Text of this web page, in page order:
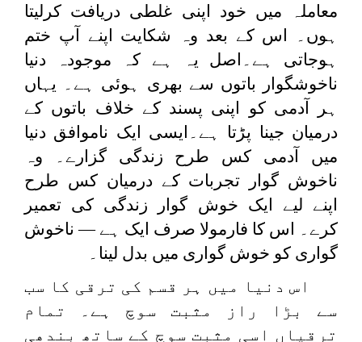
معاملہ میں خود اپنی غلطی دریافت کرلیتا
ہوں۔ اس کے بعد وہ شکایت اپنے آپ ختم
ہوجاتی ہے۔اصل یہ ہے کہ موجودہ دنیا
ناخوشگوار باتوں سے بھری ہوئی ہے۔ یہاں
ہر آدمی کو اپنی پسند کے خلاف باتوں کے
درمیان جینا پڑتا ہے۔ایسی ایک ناموافق دنیا
میں آدمی کس طرح زندگی گزارے۔ وہ
ناخوش گوار تجربات کے درمیان کس طرح
اپنے لیے ایک خوش گوار زندگی کی تعمیر
کرے۔ اس کا فارمولا صرف ایک ہے — ناخوش
گواری کو خوش گواری میں بدل لینا۔
اس دنیا میں ہر قسم کی ترقی کا سب
سے بڑا راز مثبت سوچ ہے۔ تمام
ترقیاں اسی مثبت سوچ کے ساتھ بندھی